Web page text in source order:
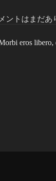
ントはまだあ
eros
SHOWING